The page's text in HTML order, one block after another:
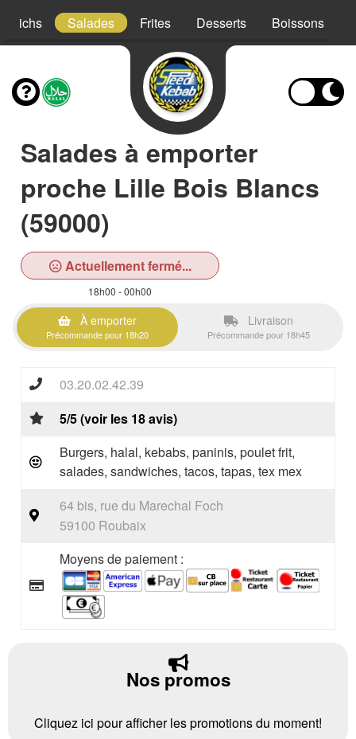
Salades Frites Desserts Boissons
Salades à emporter
proche Lille Bois Blancs
(59000)
Actuellement fermé...
18h00 - 00h00
À emporter
Précommande pour 18h20
Livraison
Précommande pour 18h45
03.20.02.42.39
5/5 (voir les 18 avis)
Burgers, halal, kebabs, paninis, poulet frit,
salades, sandwiches, tacos, tapas, tex mex
64 bis, rue du Marechal Foch
59100 Roubaix
Moyens de paiement :
Nos promos
Cliquez ici pour afficher les promotions du moment!